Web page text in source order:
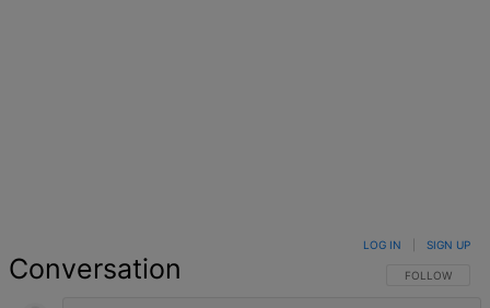
Conversation FOLLOW THIS
FOLLOW
LOG IN SIGN UP